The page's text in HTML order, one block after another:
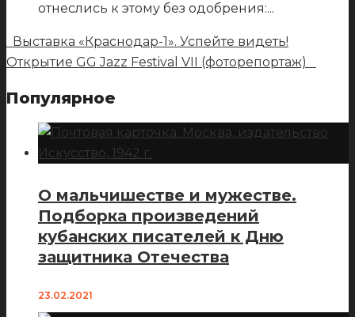
отнеслись к этому без одобрения:...
Выставка «Краснодар-1». Успейте видеть!
Открытие GG Jazz Festival VII (фоторепортаж)
Популярное
О мальчишестве и мужестве.
Подборка произведений
кубанских писателей к Дню
защитника Отечества
23.02.2021